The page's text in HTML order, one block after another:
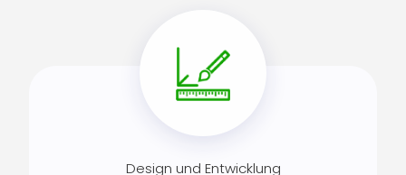
Design und Entwicklung